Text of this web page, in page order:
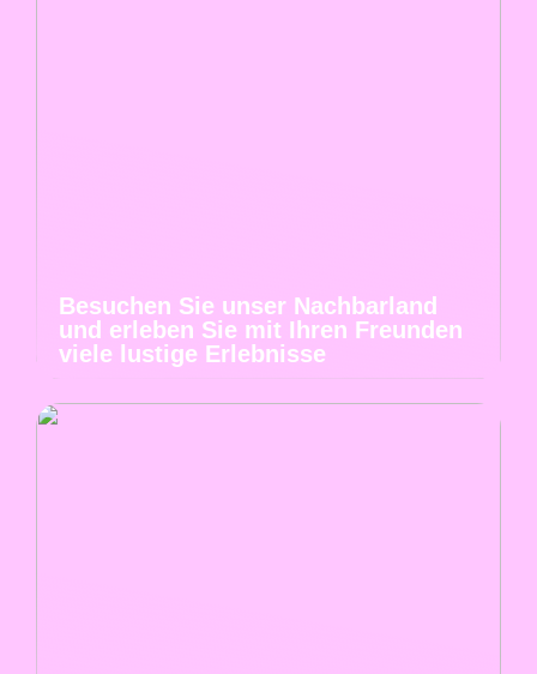
Besuchen Sie unser Nachbarland
und erleben Sie mit Ihren Freunden
viele lustige Erlebnisse